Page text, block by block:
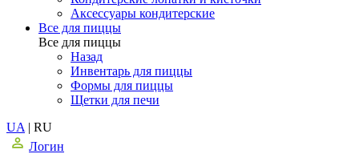
Аксессуары кондитерские
Все для пиццы
Все для пиццы
Назад
Инвентарь для пиццы
Формы для пиццы
Щетки для печи
UA | RU
Логин